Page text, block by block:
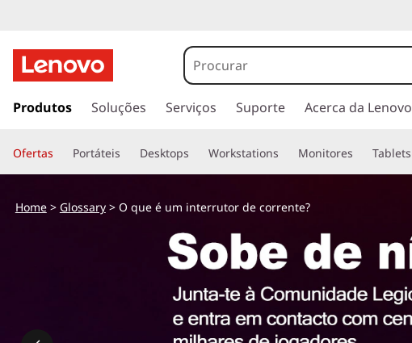
q
u
e
é
a
a
r
a
Produtos Soluções Serviços Suporte Acerca da Lenovo
Ofertas Portáteis Desktops Workstations Monitores Tablets
Home> Glossary> O que é um interrutor de corrente?